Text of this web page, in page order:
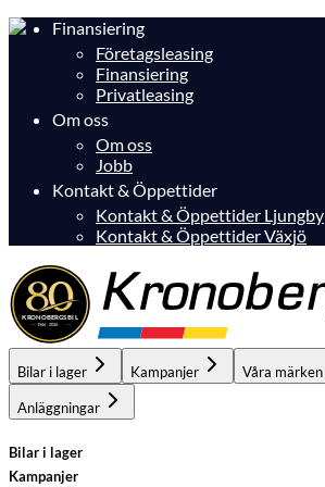
Finansiering
Företagsleasing
Finansiering
Privatleasing
Om oss
Om oss
Jobb
Kontakt & Öppettider
Kontakt & Öppettider Ljungby
Kontakt & Öppettider Växjö
Bilar i lager Kampanjer Våra märken
Anläggningar
Bilar i lager
Kampanjer